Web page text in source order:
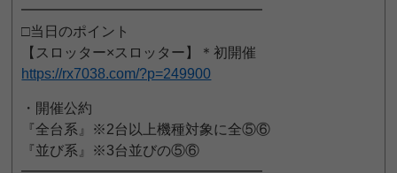
━━━━━━━━━━━━━━━━━
□当日のポイント
【スロッター×スロッター】＊初開催
https://rx7038.com/?p=249900
・開催公約
『全台系』※2台以上機種対象に全⑤⑥
『並び系』※3台並びの⑤⑥